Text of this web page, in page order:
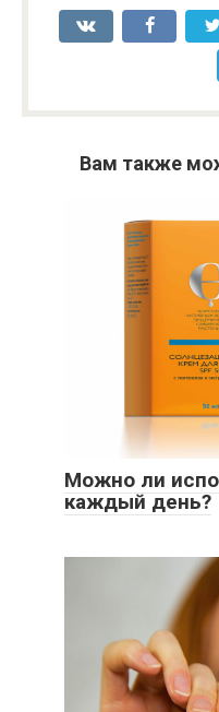
Вам также
Можно ли
каждый день?